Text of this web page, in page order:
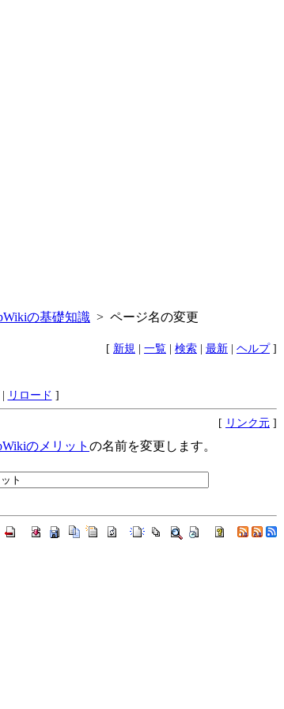
の基礎知識 > ページ名の変更
[ 新規 | 一覧 | 検索 | 最新 | ヘルプ]
リロード ]
[ リンク元 ]
のメリット の名前を変更します。